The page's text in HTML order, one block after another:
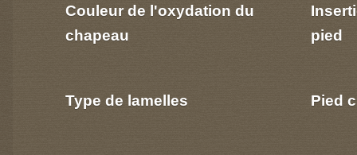
Couleur de l'oxydation du
chapeau
Type de lamelles
pied
Pied